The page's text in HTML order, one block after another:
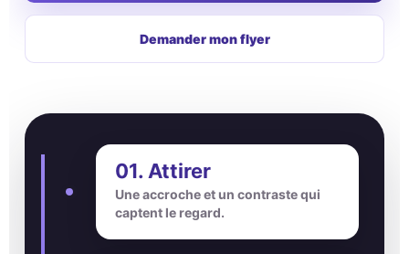
Demander mon flyer
01. Attirer
Une accroche et un contraste qui
captent le regard.